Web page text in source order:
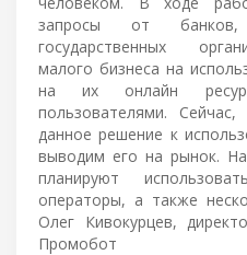
запросы от банков,
государственных
малого бизнеса на
на их онлайн
пользователями.
данное решение к
выводим его на рынок.
планируют
операторы, а также
Олег Кивокурцев,
Промобот